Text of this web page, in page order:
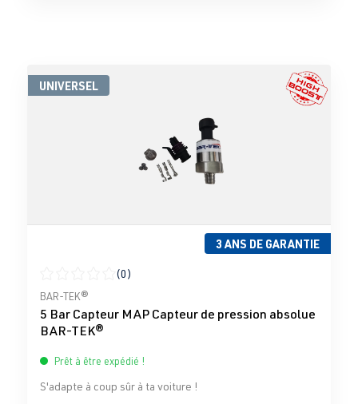
UNIVERSEL
3 ANS DE GARANTIE
Note moyenne de 0 sur 5 étoiles
(0)
BAR-TEK®
5 Bar Capteur MAP Capteur de pression absolue
BAR-TEK®
Prêt à être expédié !
S'adapte à coup sûr à ta voiture !